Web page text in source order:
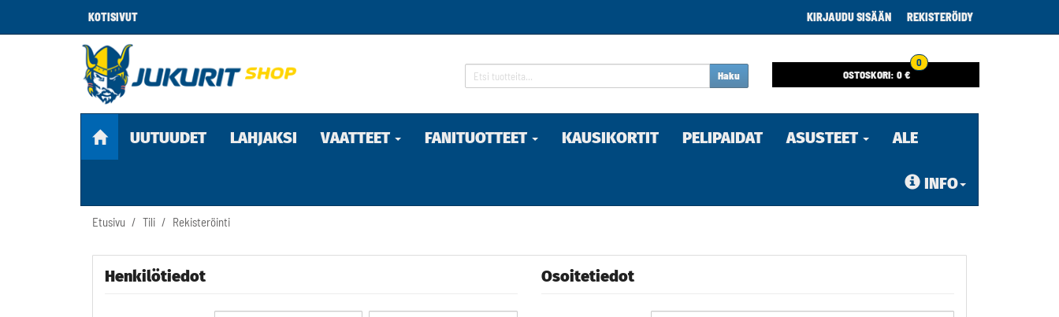
KOTISIVUT KIRJAUDU SISÄÄN REKISTERÖIDY
Haku OSTOSKORI: 0 €
0
UUTUUDET LAHJAKSI VAATTEET FANITUOTTEET KAUSIKORTIT PELIPAIDAT ASUSTEET ALE
INFO
Etusivu Tili Rekisteröinti
Henkilötiedot Osoitetiedot